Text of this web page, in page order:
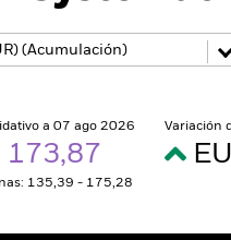
a 07 ago 2026
173,87
135,39 - 175,28
Variación